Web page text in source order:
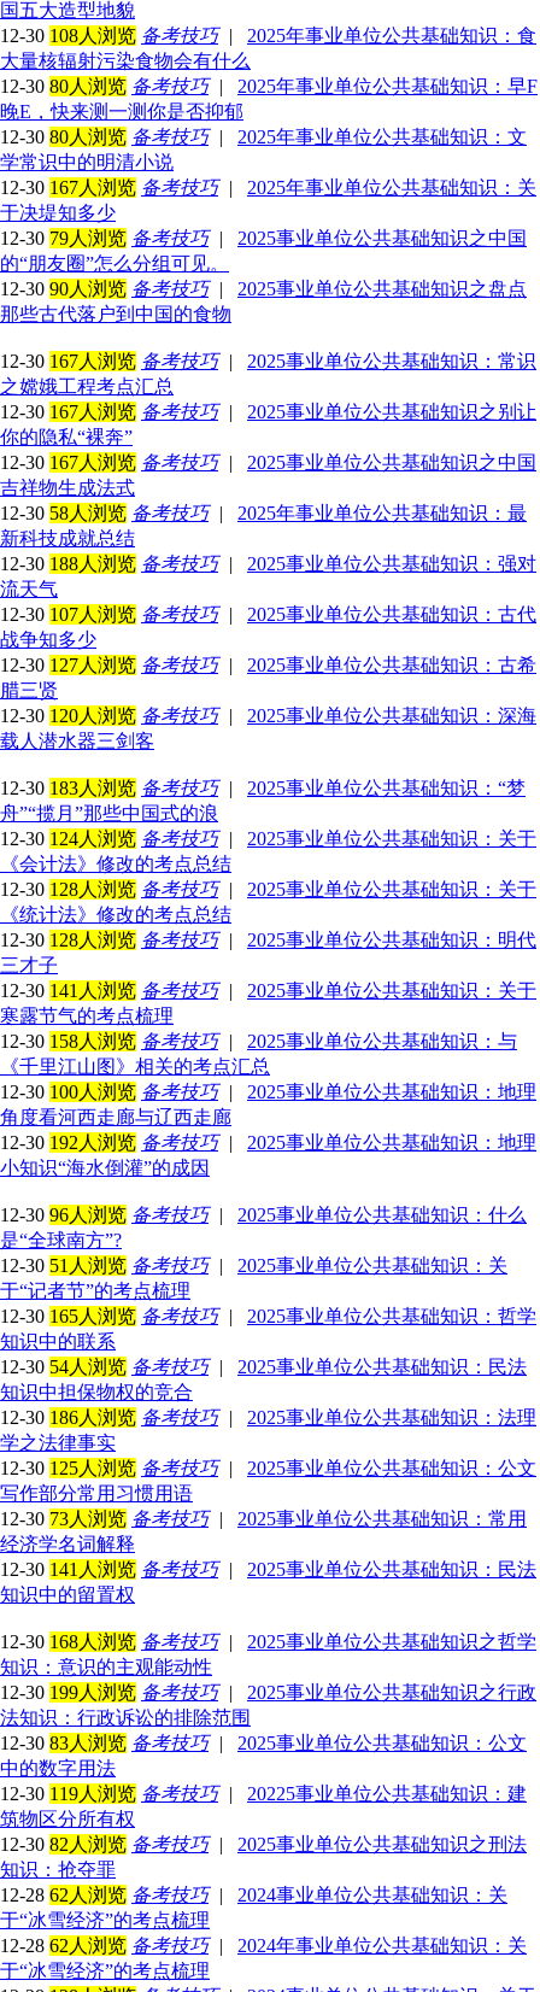
国五大造型地貌
12-30 108人浏览 备考技巧|
2025年事业单位公共基础知识：食
大量核辐射污染食物会有什么
12-30 80人浏览 备考技巧|
2025年事业单位公共基础知识：早F
晚E，快来测一测你是否抑郁
12-30 80人浏览 备考技巧|
2025年事业单位公共基础知识：文
学常识中的明清小说
12-30 167人浏览 备考技巧|
2025年事业单位公共基础知识：关
于决堤知多少
12-30 79人浏览 备考技巧|
2025事业单位公共基础知识之中国
的“朋友圈”怎么分组可见。
12-30 90人浏览 备考技巧|
2025事业单位公共基础知识之盘点
那些古代落户到中国的食物
12-30 167人浏览 备考技巧|
2025事业单位公共基础知识：常识
之嫦娥工程考点汇总
12-30 167人浏览 备考技巧|
2025事业单位公共基础知识之别让
你的隐私“裸奔”
12-30 167人浏览 备考技巧|
2025事业单位公共基础知识之中国
吉祥物生成法式
12-30 58人浏览 备考技巧|
2025年事业单位公共基础知识：最
新科技成就总结
12-30 188人浏览 备考技巧|
2025事业单位公共基础知识：强对
流天气
12-30 107人浏览 备考技巧|
2025事业单位公共基础知识：古代
战争知多少
12-30 127人浏览 备考技巧|
2025事业单位公共基础知识：古希
腊三贤
12-30 120人浏览 备考技巧|
2025事业单位公共基础知识：深海
载人潜水器三剑客
12-30 183人浏览 备考技巧|
2025事业单位公共基础知识：“梦
舟”“揽月”那些中国式的浪
12-30 124人浏览 备考技巧|
2025事业单位公共基础知识：关于
《会计法》修改的考点总结
12-30 128人浏览 备考技巧|
2025事业单位公共基础知识：关于
《统计法》修改的考点总结
12-30 128人浏览 备考技巧|
2025事业单位公共基础知识：明代
三才子
12-30 141人浏览 备考技巧|
2025事业单位公共基础知识：关于
寒露节气的考点梳理
12-30 158人浏览 备考技巧|
2025事业单位公共基础知识：与
《千里江山图》相关的考点汇总
12-30 100人浏览 备考技巧|
2025事业单位公共基础知识：地理
角度看河西走廊与辽西走廊
12-30 192人浏览 备考技巧|
2025事业单位公共基础知识：地理
小知识“海水倒灌”的成因
12-30 96人浏览 备考技巧|
2025事业单位公共基础知识：什么
是“全球南方”?
12-30 51人浏览 备考技巧|
2025事业单位公共基础知识：关
于“记者节”的考点梳理
12-30 165人浏览 备考技巧|
2025事业单位公共基础知识：哲学
知识中的联系
12-30 54人浏览 备考技巧|
2025事业单位公共基础知识：民法
知识中担保物权的竞合
12-30 186人浏览 备考技巧|
2025事业单位公共基础知识：法理
学之法律事实
12-30 125人浏览 备考技巧|
2025事业单位公共基础知识：公文
写作部分常用习惯用语
12-30 73人浏览 备考技巧|
2025事业单位公共基础知识：常用
经济学名词解释
12-30 141人浏览 备考技巧|
2025事业单位公共基础知识：民法
知识中的留置权
12-30 168人浏览 备考技巧|
2025事业单位公共基础知识之哲学
知识：意识的主观能动性
12-30 199人浏览 备考技巧|
2025事业单位公共基础知识之行政
法知识：行政诉讼的排除范围
12-30 83人浏览 备考技巧|
2025事业单位公共基础知识：公文
中的数字用法
12-30 119人浏览 备考技巧|
20225事业单位公共基础知识：建
筑物区分所有权
12-30 82人浏览 备考技巧|
2025事业单位公共基础知识之刑法
知识：抢夺罪
12-28 62人浏览 备考技巧|
2024事业单位公共基础知识：关
于“冰雪经济”的考点梳理
12-28 62人浏览 备考技巧|
2024年事业单位公共基础知识：关
于“冰雪经济”的考点梳理